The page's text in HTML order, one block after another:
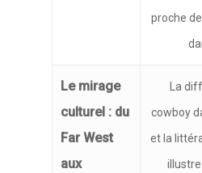
proche
Le mirage
culturel : du
Far West
aux
La
cowboy
et la